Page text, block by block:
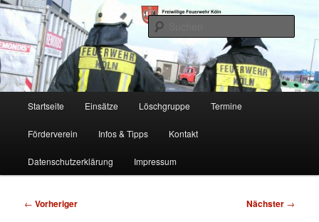
Zum
primären
Inhalt
springenFF Köln, LG RD
Freiwillige Feuerwehr Köln, Löschgruppe Rodenkirchen
Startseite Einsätze Löschgruppe Termine
Förderverein Infos & Tipps Kontakt
Datenschutzerklärung Impressum
Beitragsnavigation
← Vorheriger Nächster →